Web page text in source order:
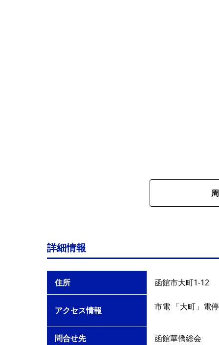
詳細情報
住所 函館市大町1-12
アクセス情報 市電 「大町」電
問合せ先 函館華僑総会